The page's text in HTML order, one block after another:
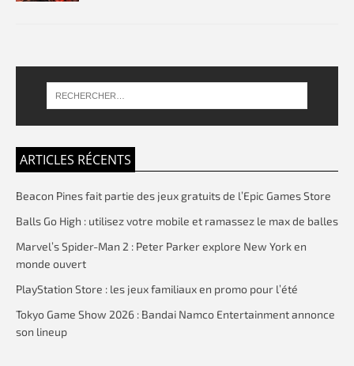
ARTICLES RÉCENTS
Beacon Pines fait partie des jeux gratuits de l’Epic Games Store
Balls Go High : utilisez votre mobile et ramassez le max de balles
Marvel’s Spider-Man 2 : Peter Parker explore New York en
monde ouvert
PlayStation Store : les jeux familiaux en promo pour l’été
Tokyo Game Show 2026 : Bandai Namco Entertainment annonce
son lineup